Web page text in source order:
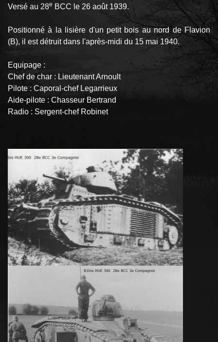
Versé au 28e BCC le 26 août 1939.
Positionné à la lisière d'un petit bois au nord de Flavion
(B), il est détruit dans l'après-midi du 15 mai 1940.
Equipage :
Chef de char : Lieutenant Arnoult
Pilote : Caporal-chef Legarrieux
Aide-pilote : Chasseur Bertrand
Radio : Sergent-chef Robinet